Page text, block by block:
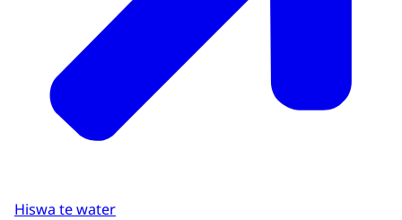
Hiswa te water